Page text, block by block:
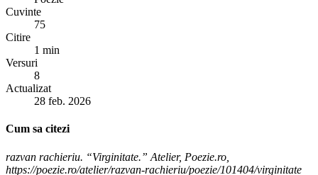
Cuvinte
75
Citire
1 min
Versuri
8
Actualizat
28 feb. 2026
Cum sa citezi
razvan rachieriu. “Virginitate.” Atelier, Poezie.ro,
https://poezie.ro/atelier/razvan-rachieriu/poezie/101404/virginitate